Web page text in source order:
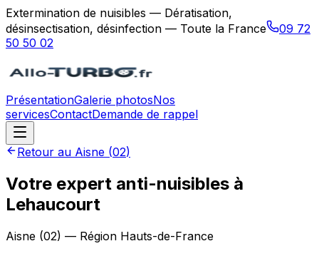
Extermination de nuisibles — Dératisation,
désinsectisation, désinfection — Toute la France
09 72
50 50 02
PrésentationGalerie photosNos
servicesContactDemande de rappel
Retour au Aisne (02)
Votre expert anti-nuisibles à
Lehaucourt
Aisne (02) — Région Hauts-de-France